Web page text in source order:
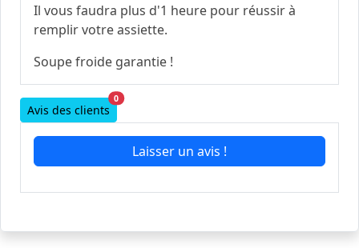
Il vous faudra plus d'1 heure pour réussir à
remplir votre assiette.
Soupe froide garantie !
Avis des clients
0
Laisser un avis !